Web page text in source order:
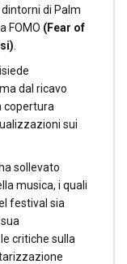
di Palm
FOMO (Fear of
dal ricavo
copertura
sui
sollevato
musica, i quali
festival sia
critiche sulla